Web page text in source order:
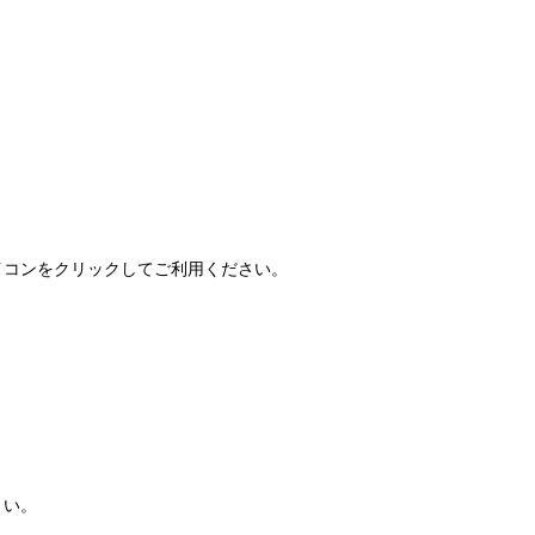
をクリックしてご利用ください。
。